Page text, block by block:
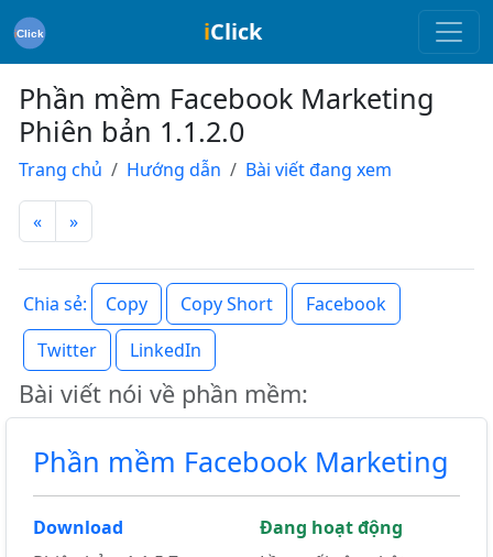
iClick
Phần mềm Facebook Marketing
Phiên bản 1.1.2.0
Trang chủ Hướng dẫn Bài viết đang xem
« »
Chia sẻ: Copy Copy Short
Facebook
Twitter
LinkedIn
Bài viết nói về phần mềm:
Phần mềm Facebook Marketing
Download
Đang hoạt động